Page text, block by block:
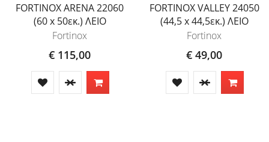
FORTINOX ARENA 22060
(60 x 50εκ.) ΛΕΙΟ
Fortinox
€ 115,00
FORTINOX VALLEY 24050
(44,5 x 44,5εκ.) ΛΕΙΟ
Fortinox
€ 49,00